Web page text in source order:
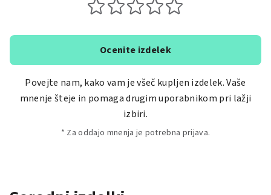
Ocenite izdelek
Povejte nam, kako vam je všeč kupljen izdelek. Vaše
mnenje šteje in pomaga drugim uporabnikom pri lažji
izbiri.
* Za oddajo mnenja je potrebna prijava.